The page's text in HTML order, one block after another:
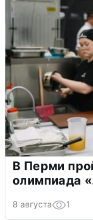
В Перми
олимпиада
8 августа 1